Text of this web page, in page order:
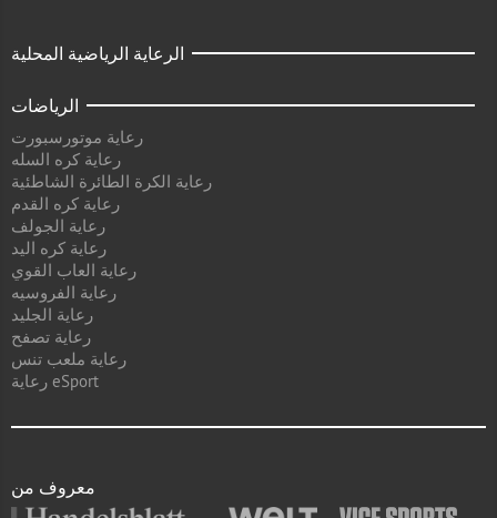
الرعاية الرياضية المحلية
الرياضات
رعاية موتورسبورت
رعاية كره السله
رعاية الكرة الطائرة الشاطئية
رعاية كره القدم
رعاية الجولف
رعاية كره اليد
رعاية العاب القوي
رعاية الفروسيه
رعاية الجليد
رعاية تصفح
رعاية ملعب تنس
رعاية eSport
معروف من